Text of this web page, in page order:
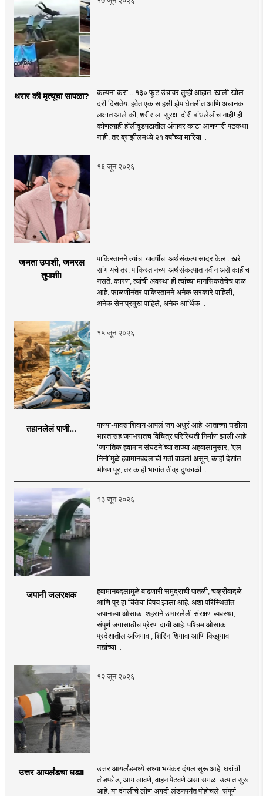
थरार की मृत्यूचा सापळा?
कल्पना करा... १३० फूट उंचावर तुम्ही आहात. खाली खोल
दरी दिसतेय. हवेत एक साहसी झेप घेतलीत आणि अचानक
लक्षात आले की, शरीराला सुरक्षा दोरी बांधलेलीच नाही! ही
कोणत्याही हॉलीवूडपटातील अंगावर काटा आणणारी पटकथा
नाही, तर ब्राझीलमध्ये २१ वर्षांच्या मारिया ..
१६ जून २०२६
जनता उपाशी, जनरल
तुपाशी!
पाकिस्तानने त्यांचा यावर्षीचा अर्थसंकल्प सादर केला. खरे
सांगायचे तर, पाकिस्तानच्या अर्थसंकल्पात नवीन असे काहीच
नसते. कारण, त्यांची अवस्था ही त्यांच्या मानसिकतेचेच फळ
आहे. फाळणीनंतर पाकिस्तानने अनेक सरकारे पाहिली,
अनेक सेनाप्रमुख पाहिले, अनेक आर्थिक ..
१५ जून २०२६
तहानलेलं पाणी...
पाण्या-पावसाशिवाय आपलं जग अधुरं आहे. आताच्या घडीला
भारतासह जगभरातच विचित्र परिस्थिती निर्माण झाली आहे.
‘जागतिक हवामान संघटने’च्या ताज्या अहवालानुसार, ‘एल
निनो’मुळे हवामानबदलाची गती वाढली असून, काही देशांत
भीषण पूर, तर काही भागांत तीव्र दुष्काळी ..
१३ जून २०२६
जपानी जलरक्षक
हवामानबदलामुळे वाढणारी समुद्राची पातळी, चक्रीवादळे
आणि पूर हा चिंतेचा विषय झाला आहे. अशा परिस्थितीत
जपानच्या ओसाका शहराने उभारलेली संरक्षण व्यवस्था,
संपूर्ण जगासाठीच प्रेरणादायी आहे. पश्चिम ओसाका
प्रदेशातील अजिगावा, शिरिनाशिगावा आणि किझुगावा
नद्यांच्या ..
१२ जून २०२६
उत्तर आयर्लंडचा धडा!
उत्तर आयर्लंडमध्ये सध्या भयंकर दंगल सुरू आहे. घरांची
तोडफोड, आग लावणे, वाहन पेटवणे असा सगळा उत्पात सुरू
आहे. या दंगलीचे लोण अगदी लंडनपर्यंत पोहोचले. संपूर्ण